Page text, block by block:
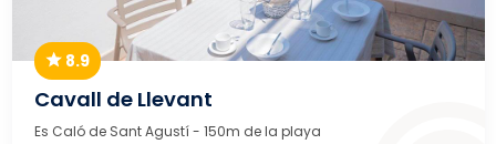
8.9
Cavall de Llevant
Es Caló de Sant Agustí- 150m de la playa